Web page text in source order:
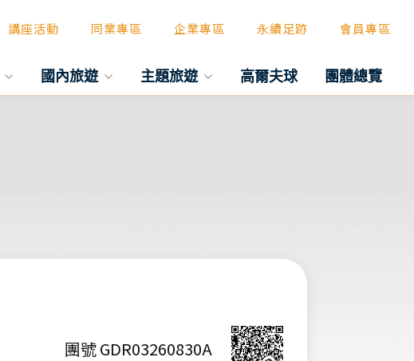
講座活動 同業專區 企業專區 永續足跡 會員專區
國內旅遊 主題旅遊 高爾夫球 團體總覽
團號 GDR03260830A